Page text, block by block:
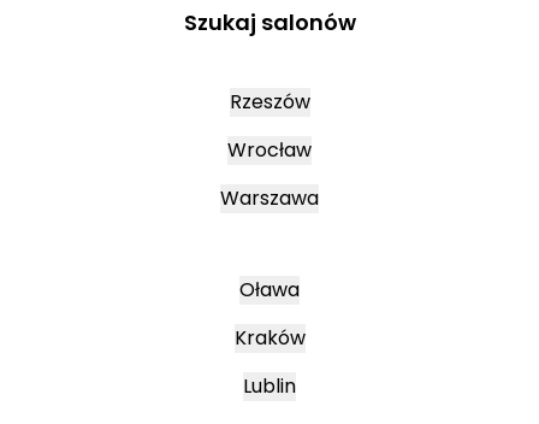
Szukaj salonów
Rzeszów
Wrocław
Warszawa
Oława
Kraków
Lublin